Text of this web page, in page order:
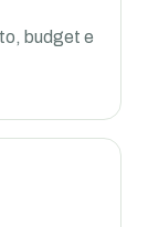
budget e